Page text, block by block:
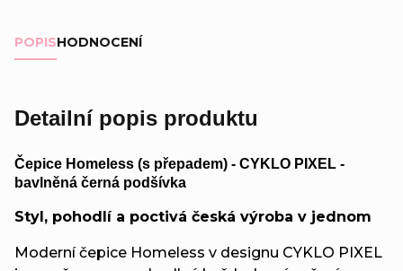
POPISHODNOCENÍ
Detailní popis produktu
Čepice Homeless (s přepadem) - CYKLO PIXEL -
bavlněná černá podšívka
Styl, pohodlí a poctivá česká výroba v jednom
Moderní čepice Homeless v designu CYKLO PIXEL